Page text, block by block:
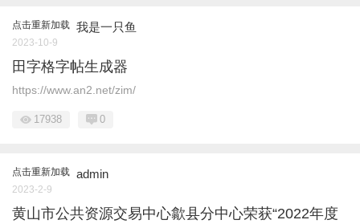
点击重新加载 我是一只鱼
2023-10-9
田字格字帖生成器
https://www.an2.net/zim/
17938 0
点击重新加载 admin
2023-2-9
黄山市公共资源交易中心歙县分中心荣获“2022年度